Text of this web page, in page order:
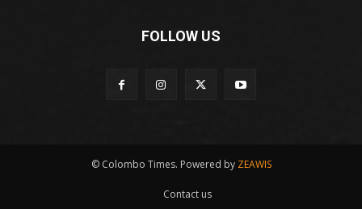
FOLLOW US
© Colombo Times. Powered by ZEAWIS
Contact us